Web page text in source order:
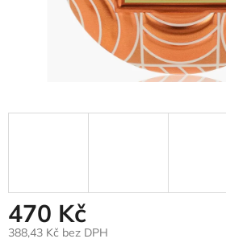
470 Kč
388,43 Kč bez DPH